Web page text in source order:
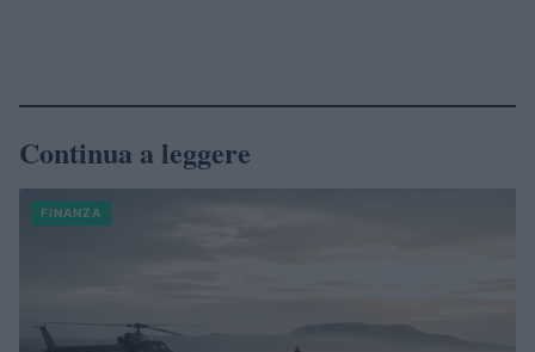
Continua a leggere
FINANZA